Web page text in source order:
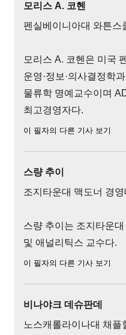
모리스 A. 코헨
펜실베이니아대 와튼스
모리스 A. 코헨은 미국
운영·정보·의사결정학
물류학 명예교수이며
최고경영자다.
이 필자의 다른 기사 보기
스량 추이
조지타운대 맥도너 경
스량 추이는 조지타운
및 애널리틱스 교수다.
이 필자의 다른 기사 보기
비나야크 데슈판데
노스캐롤라이나대 채플